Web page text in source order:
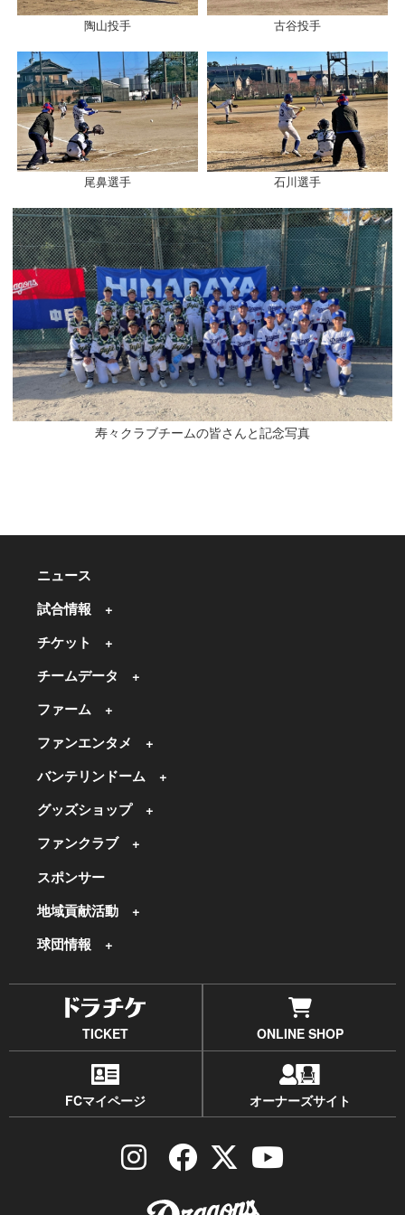
陶山投手 古谷投手
尾鼻選手 石川選手
寿々クラブチームの皆さんと記念写真
ニュース
試合情報
チケット
チームデータ
ファーム
ファンエンタメ
バンテリンドーム
グッズショップ
ファンクラブ
スポンサー
地域貢献活動
球団情報
TICKET ONLINE SHOP
FCマイページ オーナーズサイト